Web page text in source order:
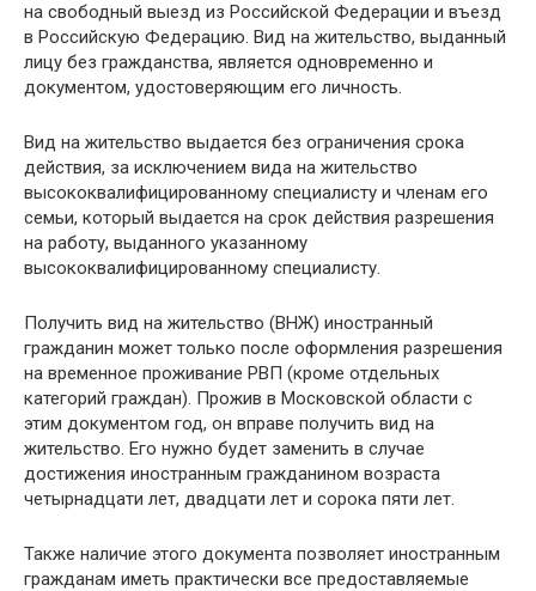
на свободный выезд из Российской Федерации и въезд
в Российскую Федерацию. Вид на жительство, выданный
лицу без гражданства, является одновременно и
документом, удостоверяющим его личность.
Вид на жительство выдается без ограничения срока
действия, за исключением вида на жительство
высококвалифицированному специалисту и членам его
семьи, который выдается на срок действия разрешения
на работу, выданного указанному
высококвалифицированному специалисту.
Получить вид на жительство (ВНЖ) иностранный
гражданин может только после оформления разрешения
на временное проживание РВП (кроме отдельных
категорий граждан). Прожив в Московской области с
этим документом год, он вправе получить вид на
жительство. Его нужно будет заменить в случае
достижения иностранным гражданином возраста
четырнадцати лет, двадцати лет и сорока пяти лет.
Также наличие этого документа позволяет иностранным
гражданам иметь практически все предоставляемые